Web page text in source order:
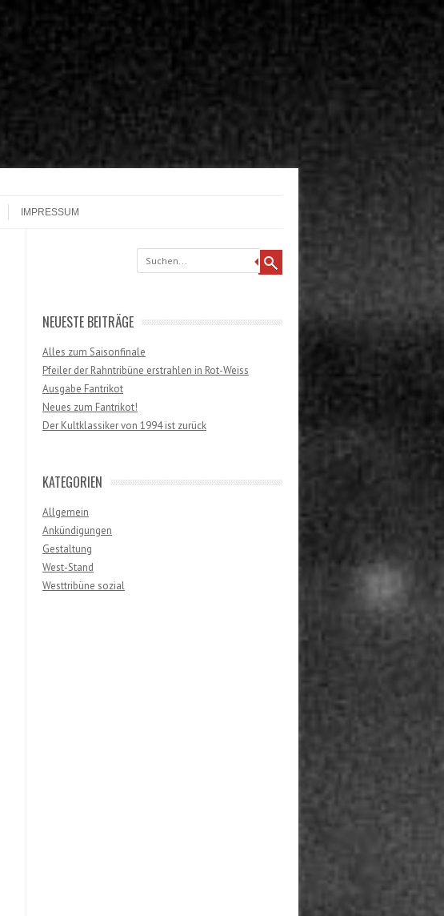
IMPRESSUM
NEUESTE BEITRÄGE
Alles zum Saisonfinale
Pfeiler der Rahntribüne erstrahlen in Rot-Weiss
Ausgabe Fantrikot
Neues zum Fantrikot!
Der Kultklassiker von 1994 ist zurück
KATEGORIEN
Allgemein
Ankündigungen
Gestaltung
West-Stand
Westtribüne sozial